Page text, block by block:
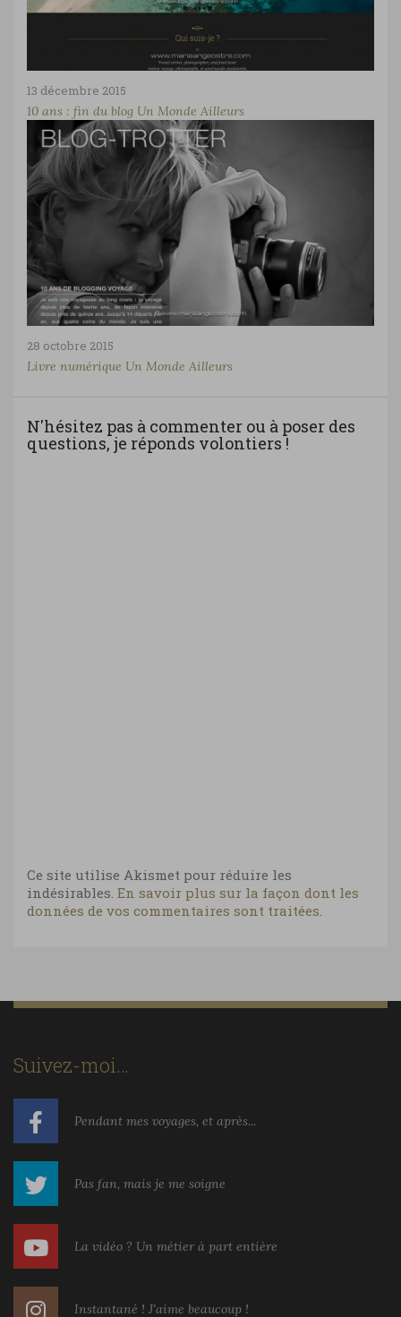
13 décembre 2015
10 ans : fin du blog Un Monde Ailleurs
28 octobre 2015
Livre numérique Un Monde Ailleurs
N'hésitez pas à commenter ou à poser des
questions, je réponds volontiers !
Ce site utilise Akismet pour réduire les
indésirables. En savoir plus sur la façon dont les
données de vos commentaires sont traitées.
Suivez-moi…
Pendant mes voyages, et après...
Pas fan, mais je me soigne
La vidéo ? Un métier à part entière
Instantané ! J'aime beaucoup !